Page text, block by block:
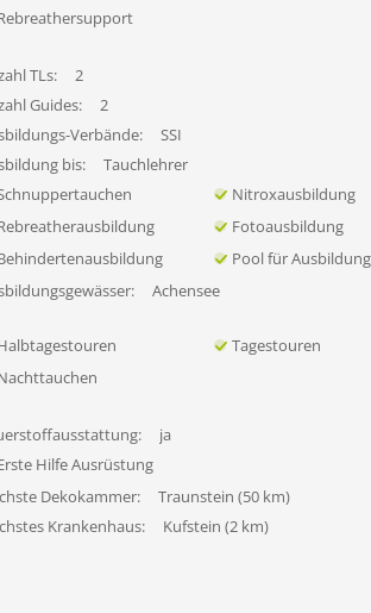
TLs:
2
Guides:
2
Verbände:
SSI
bis:
Tauchlehrer
Nitroxausbildung
Fotoausbildung
Pool für Ausbildung
Achensee
Tagestouren
ja
Hilfe Ausrüstung
Dekokammer:
Traunstein (50 km)
Krankenhaus:
Kufstein (2 km)